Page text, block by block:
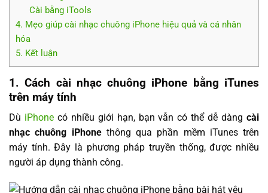
Cài bằng iTools
4. Mẹo giúp cài nhạc chuông iPhone hiệu quả và cá nhân
hóa
5. Kết luận
1. Cách cài nhạc chuông iPhone bằng iTunes
trên máy tính
Dù iPhonecó nhiều giới hạn, bạn vẫn có thể dễ dàng cài
nhạc chuông iPhonethông qua phần mềm iTunes trên
máy tính. Đây là phương pháp truyền thống, được nhiều
người áp dụng thành công.